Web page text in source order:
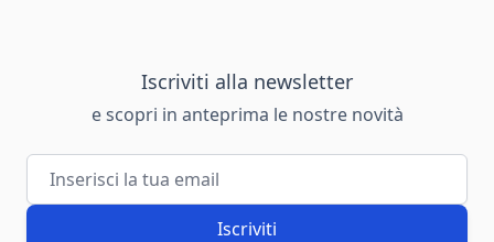
Iscriviti alla newsletter
e scopri in anteprima le nostre novità
Indirizzo email
Iscriviti